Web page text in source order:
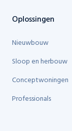
Oplossingen
Nieuwbouw
Sloop en herbouw
Conceptwoningen
Professionals